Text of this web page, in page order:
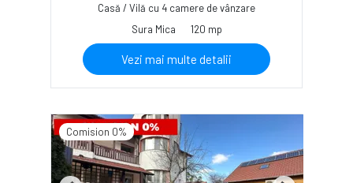
Casă / Vilă cu 4 camere de vânzare
Sura Mica
120 mp
Vezi mai multe detalii
Comision 0%